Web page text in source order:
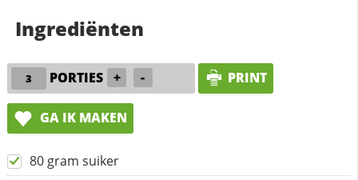
Ingrediënten
PORTIES + - PRINT
GA IK MAKEN
80 gram suiker